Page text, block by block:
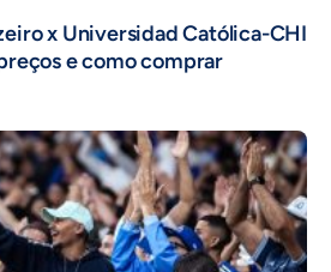
x Universidad Católica-CHI
e como comprar